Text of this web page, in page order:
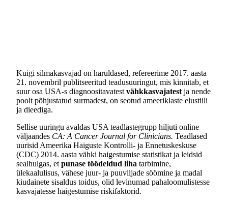
Kuigi silmakasvajad on haruldased, refereerime 2017. aasta
21. novembril publitseeritud teadusuuringut, mis kinnitab, et
suur osa USA-s diagnoositavatest vähkkasvajatest ja nende
poolt põhjustatud surmadest, on seotud ameeriklaste elustiili
ja dieediga.
Sellise uuringu avaldas USA teadlastegrupp hiljuti online
väljaandes CA: A Cancer Journal for Clinicians. Teadlased
uurisid Ameerika Haiguste Kontrolli- ja Ennetuskeskuse
(CDC) 2014. aasta vähki haigestumise statistikat ja leidsid
sealhulgas, et punase töödeldud liha tarbimine,
ülekaalulisus, vähese juur- ja puuviljade söömine ja madal
kiudainete sisaldus toidus, olid levinumad pahaloomulistesse
kasvajatesse haigestumise riskifaktorid.